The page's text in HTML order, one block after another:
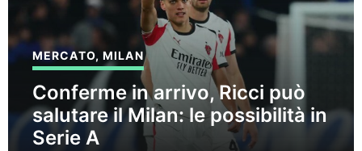
MERCATO,MILAN
Conferme in arrivo, Ricci può
salutare il Milan: le possibilità in
Serie A